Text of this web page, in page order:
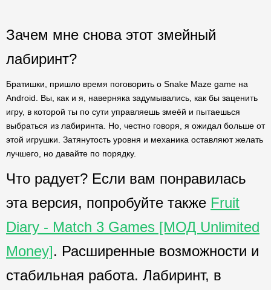
Зачем мне снова этот змейный
лабиринт?
Братишки, пришло время поговорить о Snake Maze game на
Android. Вы, как и я, наверняка задумывались, как бы заценить
игру, в которой ты по сути управляешь змеёй и пытаешься
выбраться из лабиринта. Но, честно говоря, я ожидал больше от
этой игрушки. Затянутость уровня и механика оставляют желать
лучшего, но давайте по порядку.
Что радует? Если вам понравилась
эта версия, попробуйте также Fruit
Diary - Match 3 Games [МОД Unlimited
Money]. Расширенные возможности и
стабильная работа. Лабиринт, в